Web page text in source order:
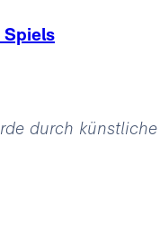
Spiels
durch